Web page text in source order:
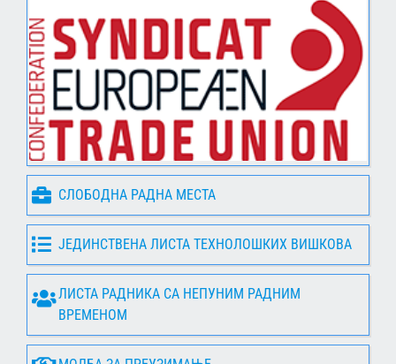
СЛОБОДНА РАДНА МЕСТА
ЈЕДИНСТВЕНА ЛИСТА ТЕХНОЛОШКИХ ВИШКОВА
ЛИСТА РАДНИКА СА НЕПУНИМ РАДНИМ
ВРЕМЕНОМ